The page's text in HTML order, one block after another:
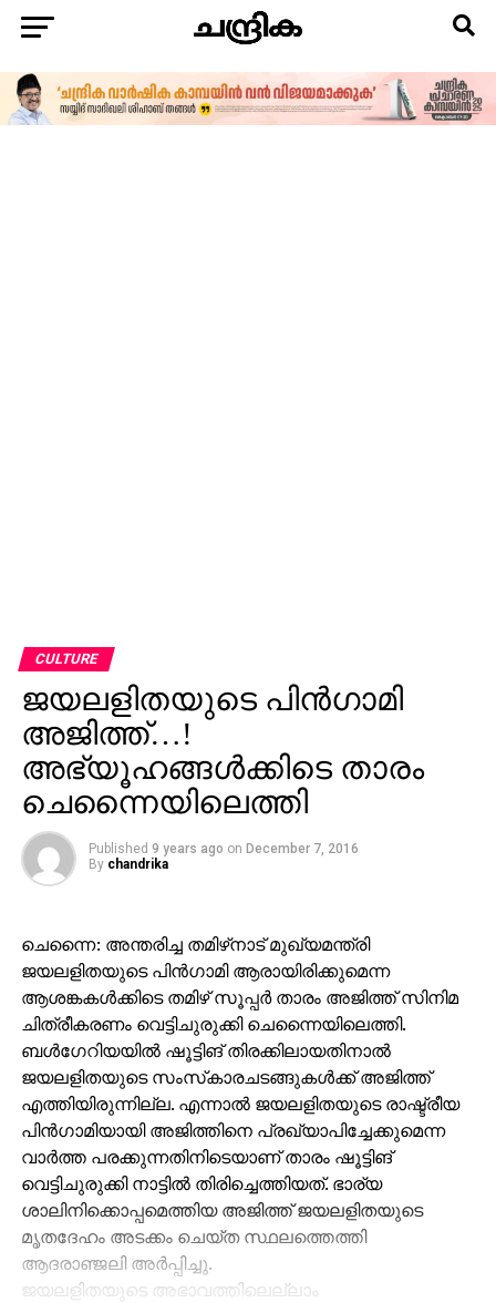
CULTURE
ജയലളിതയുടെ പിന്‍ഗാമി
അജിത്ത്…!
അഭ്യൂഹങ്ങള്‍ക്കിടെ താരം
ചെന്നൈയിലെത്തി
Published 9 years ago on December 7, 2016
By chandrika
ചെന്നൈ: അന്തരിച്ച തമിഴ്‌നാട് മുഖ്യമന്ത്രി
ജയലളിതയുടെ പിന്‍ഗാമി ആരായിരിക്കുമെന്ന
ആശങ്കകള്‍ക്കിടെ തമിഴ് സൂപ്പര്‍ താരം അജിത്ത് സിനിമ
ചിത്രീകരണം വെട്ടിചുരുക്കി ചെന്നൈയിലെത്തി.
ബള്‍ഗേറിയയില്‍ ഷൂട്ടിങ് തിരക്കിലായതിനാല്‍
ജയലളിതയുടെ സംസ്‌കാരചടങ്ങുകള്‍ക്ക് അജിത്ത്
എത്തിയിരുന്നില്ല. എന്നാല്‍ ജയലളിതയുടെ രാഷ്ട്രീയ
പിന്‍ഗാമിയായി അജിത്തിനെ പ്രഖ്യാപിച്ചേക്കുമെന്ന
വാര്‍ത്ത പരക്കുന്നതിനിടെയാണ് താരം ഷൂട്ടിങ്
വെട്ടിചുരുക്കി നാട്ടില്‍ തിരിച്ചെത്തിയത്. ഭാര്യ
ശാലിനിക്കൊപ്പമെത്തിയ അജിത്ത് ജയലളിതയുടെ
മൃതദേഹം അടക്കം ചെയ്ത സ്ഥലത്തെത്തി
ആദരാഞ്ജലി അര്‍പ്പിച്ചു.
ജയലളിതയുടെ അഭാവത്തിലെല്ലാം